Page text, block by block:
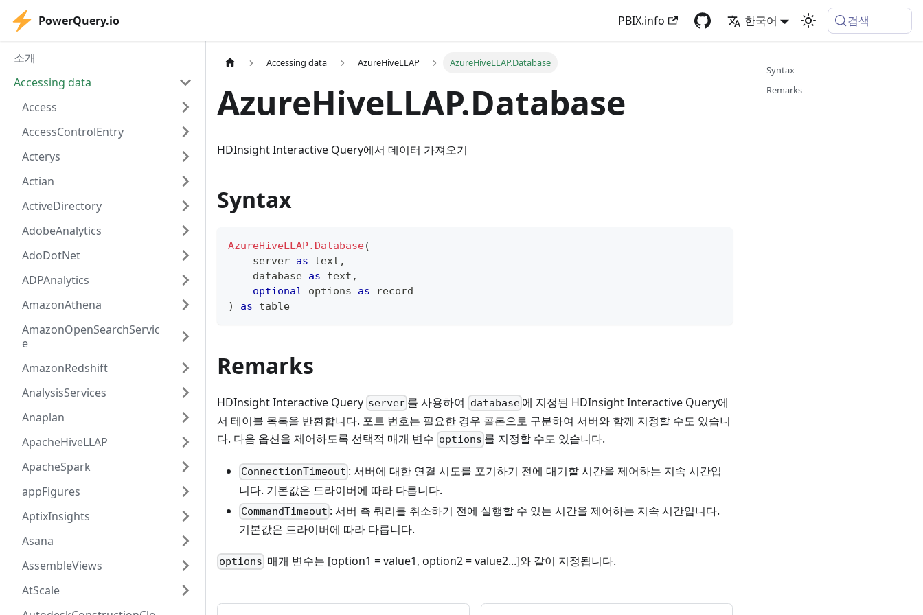
PowerQuery.io PBIX.info 한국어 검색
소개
Accessing data
Access
AccessControlEntry
Acterys
Actian
ActiveDirectory
AdobeAnalytics
AdoDotNet
ADPAnalytics
AmazonAthena
AmazonOpenSearchServic
e
AmazonRedshift
AnalysisServices
Anaplan
ApacheHiveLLAP
ApacheSpark
appFigures
AptixInsights
Asana
AssembleViews
AtScale
Accessing data AzureHiveLLAP AzureHiveLLAP.Database
AzureHiveLLAP.Database
HDInsight Interactive Query에서 데이터 가져오기
Syntax
AzureHiveLLAP.Database(
    server
as text ,
    database
as text ,
optional options as
record
)
as table
Remarks
HDInsight Interactive Query server 를 사용하여 database에 지정된 HDInsight Interactive Query에
서 테이블 목록을 반환합니다. 포트 번호는 필요한 경우 콜론으로 구분하여 서버와 함께 지정할 수도 있습니
다. 다음 옵션을 제어하도록 선택적 매개 변수 options 를 지정할 수도 있습니다.
ConnectionTimeout : 서버에 대한 연결 시도를 포기하기 전에 대기할 시간을 제어하는 지속 시간입
니다. 기본값은 드라이버에 따라 다릅니다.
CommandTimeout : 서버 측 쿼리를 취소하기 전에 실행할 수 있는 시간을 제어하는 지속 시간입니다.
기본값은 드라이버에 따라 다릅니다.
options 매개 변수는 [option1 = value1, option2 = value2...]와 같이 지정됩니다.
Syntax
Remarks